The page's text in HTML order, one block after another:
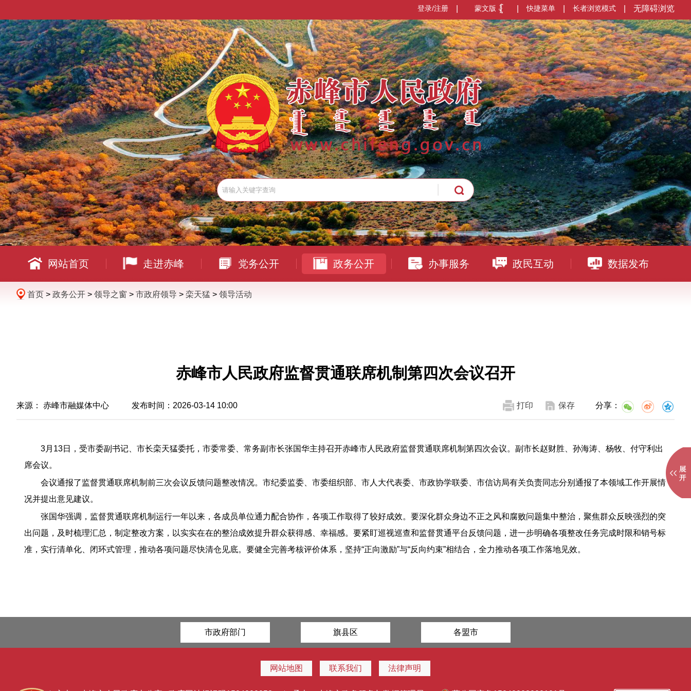
无障碍浏览
长者浏览模式
快捷菜单
蒙文版
登录/注册
网站首页 走进赤峰 党务公开 政务公开 办事服务 政民互动 数据发布
首页 > 政务公开 > 领导之窗 > 市政府领导 > 栾天猛 > 领导活动
赤峰市人民政府监督贯通联席机制第四次会议召开
来源： 赤峰市融媒体中心 发布时间：2026-03-14 10:00 打印 保存 分享：
3月13日，受市委副书记、市长栾天猛委托，市委常委、常务副市长张国华主持召开赤峰市人民政府监督贯通联席机制第四次会议。副市长赵财胜、孙海涛、杨牧、付守利出
席会议。
会议通报了监督贯通联席机制前三次会议反馈问题整改情况。市纪委监委、市委组织部、市人大代表委、市政协学联委、市信访局有关负责同志分别通报了本领域工作开展情
况并提出意见建议。
张国华强调，监督贯通联席机制运行一年以来，各成员单位通力配合协作，各项工作取得了较好成效。要深化群众身边不正之风和腐败问题集中整治，聚焦群众反映强烈的突
出问题，及时梳理汇总，制定整改方案，以实实在在的整治成效提升群众获得感、幸福感。要紧盯巡视巡查和监督贯通平台反馈问题，进一步明确各项整改任务完成时限和销号标
准，实行清单化、闭环式管理，推动各项问题尽快清仓见底。要健全完善考核评价体系，坚持“正向激励”与“反向约束”相结合，全力推动各项工作落地见效。
市政府部门 旗县区 各盟市
网站地图 联系我们 法律声明